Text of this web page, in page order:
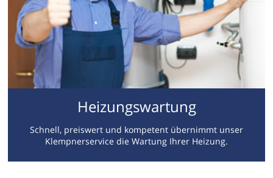
Heizungswartung
Schnell, preiswert und kompetent übernimmt unser
Klempnerservice die Wartung Ihrer Heizung.